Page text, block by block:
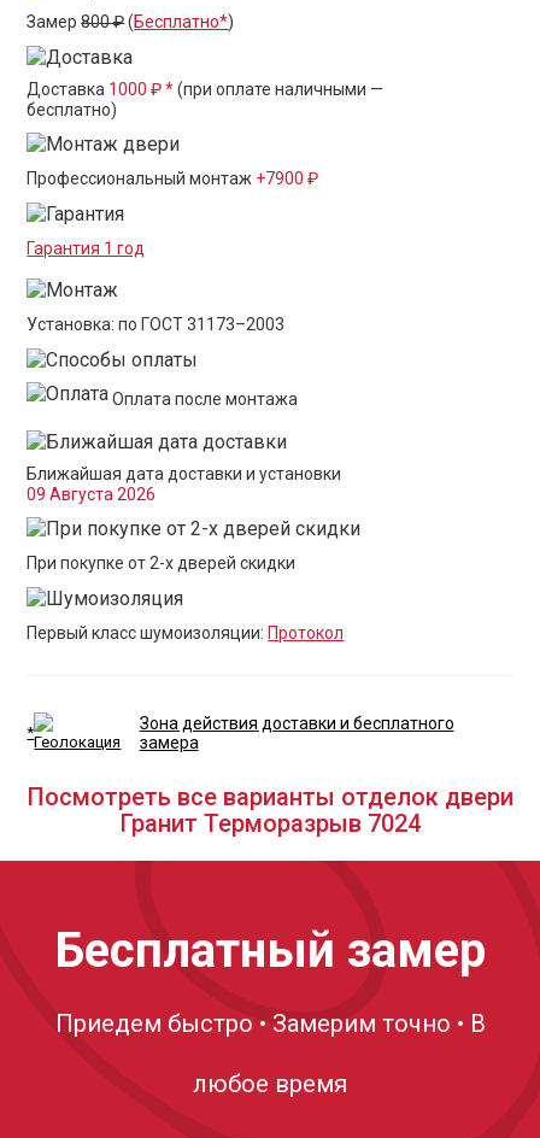
Замер800 ₽(Бесплатно*)
Доставка 1000 ₽ *(при оплате наличными —
бесплатно)
Профессиональный монтаж +7900 ₽
Гарантия 1 год
Установка: по ГОСТ 31173–2003
Оплата после монтажа
Ближайшая дата доставки и установки
09 Августа 2026
При покупке от 2-х дверей скидки
Первый класс шумоизоляции: Протокол
*
Зона действия доставки и бесплатного
замера
Посмотреть все варианты отделок двери
Гранит Терморазрыв 7024
Бесплатный замер
Приедем быстро • Замерим точно • В
любое время